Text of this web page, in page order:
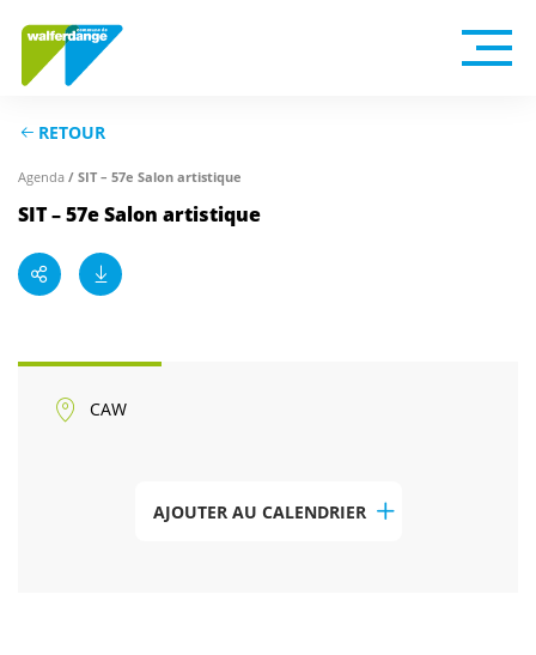
RETOUR
Agenda / SIT – 57e Salon artistique
SIT – 57e Salon artistique
CAW
AJOUTER AU CALENDRIER